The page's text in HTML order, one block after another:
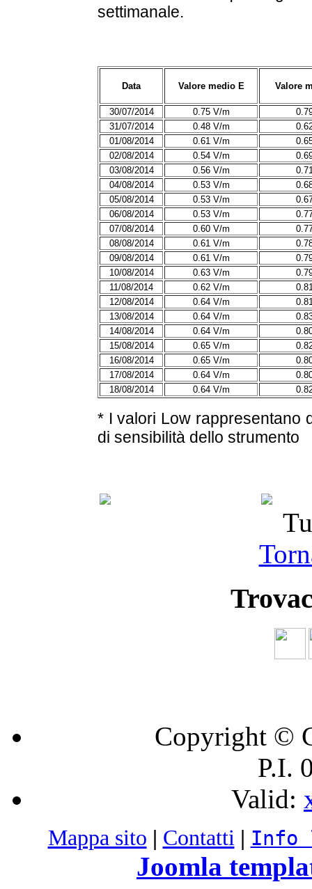
settimanale.
Data Valore medio E Valore
30/07/2014 0.75 V/m
31/07/2014
0.48 V/m
01/08/2014
0.61 V/m
02/08/2014
0.54 V/m
03/08/2014
0.56 V/m
04/08/2014
0.53 V/m
05/08/2014
0.53 V/m
06/08/2014
0.53 V/m
07/08/2014
0.60 V/m
08/08/2014
0.61 V/m
09/08/2014
0.61 V/m
10/08/2014
0.63 V/m
11/08/2014
0.62 V/m
12/08/2014
0.64 V/m
13/08/2014
0.64 V/m
14/08/2014
0.64 V/m
15/08/2014
0.65 V/m
16/08/2014
0.65 V/m
17/08/2014
0.64 V/m
18/08/2014
0.64 V/m
* I valori Low rappresentano
di sensibilità dello strumento
Copyright ©
P.I.
Valid:
Mappa sito | Contatti | Info
Joomla